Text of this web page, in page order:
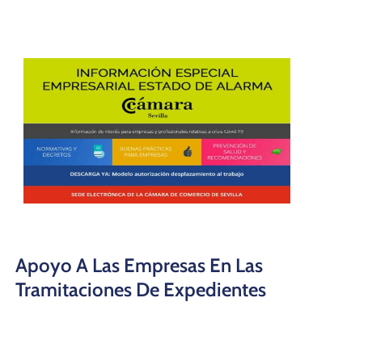
Apoyo A Las Empresas En Las
Tramitaciones De Expedientes